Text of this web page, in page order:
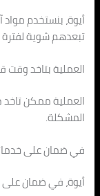
أيوة، بنستخدم
تبعدهم شوية لفترة
العملية بتاخد وقت
العملية ممكن
المشكلة.
في ضمان على
أيوة، في ضمان على